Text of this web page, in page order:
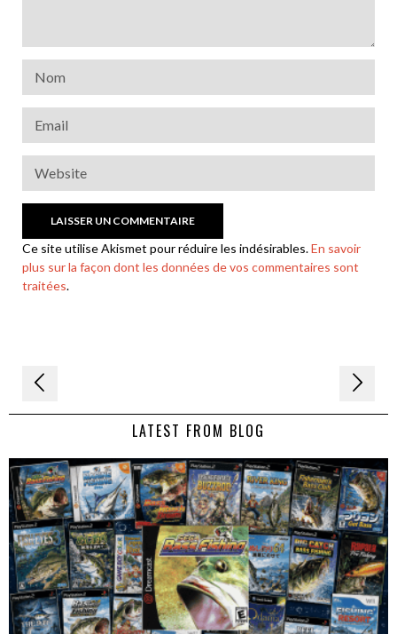
Ce site utilise Akismet pour réduire les indésirables.En savoir
plus sur la façon dont les données de vos commentaires sont
traitées.
Navigation
de LATEST FROM BLOG